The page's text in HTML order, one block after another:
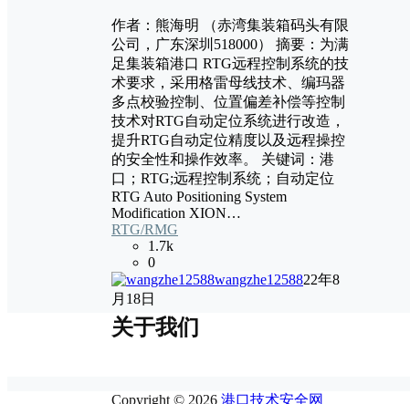
作者：熊海明 （赤湾集装箱码头有限
公司，广东深圳518000） 摘要：为满
足集装箱港口 RTG远程控制系统的技
术要求，采用格雷母线技术、编玛器
多点校验控制、位置偏差补偿等控制
技术对RTG自动定位系统进行改造，
提升RTG自动定位精度以及远程操控
的安全性和操作效率。 关键词：港
口；RTG;远程控制系统；自动定位
RTG Auto Positioning System
Modification XION…
RTG/RMG
1.7k
0
wangzhe1258822年8
月18日
关于我们
Copyright © 2026 港口技术安全网